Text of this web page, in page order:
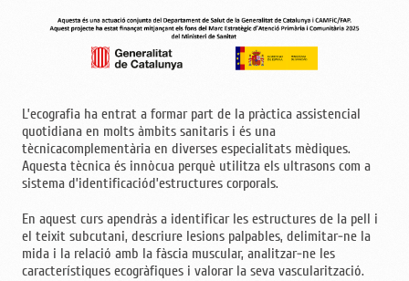
Biblioteca
L’ecografia ha entrat a formar part de la pràctica assistencial
quotidiana en molts àmbits sanitaris i és una
tècnicacomplementària en diverses especialitats mèdiques.
Aquesta tècnica és innòcua perquè utilitza els ultrasons com a
sistema d’identificaciód’estructures corporals.
En aquest curs apendràs a identificar les estructures de la pell i
el teixit subcutani, descriure lesions palpables, delimitar-ne la
mida i la relació amb la fàscia muscular, analitzar-ne les
característiques ecogràfiques i valorar la seva vascularització.